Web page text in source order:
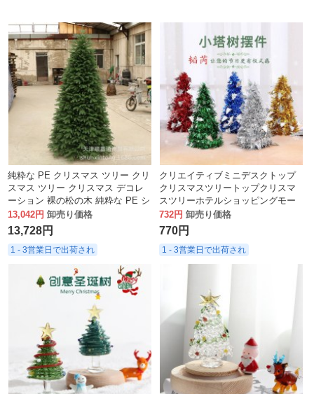
純粋な PE クリスマス ツリー クリ
スマス ツリー クリスマス デコレ
ーション 裸の松の木 純粋な PE シ
ミュレーション暗号化されたクリ
スマス ツリー
13,042円 卸売り価格
13,728円
1 - 3営業日で出荷され
クリエイティブミニデスクトップ
クリスマスツリートップクリスマ
スツリーホテルショッピングモー
ルクリスマス装飾用品
732円 卸売り価格
770円
1 - 3営業日で出荷され